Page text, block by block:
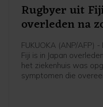
Rugbyer uit
overleden na
FUKUOKA (ANP/AFP)
Fiji is in Japan
het ziekenhuis was
symptomen die